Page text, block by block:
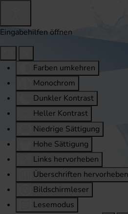
Eingabehilfen öffnen
Farben umkehren
Monochrom
Dunkler Kontrast
Heller Kontrast
Niedrige Sättigung
Hohe Sättigung
Links hervorheben
Überschriften hervorheben
Bildschirmleser
Lesemodus